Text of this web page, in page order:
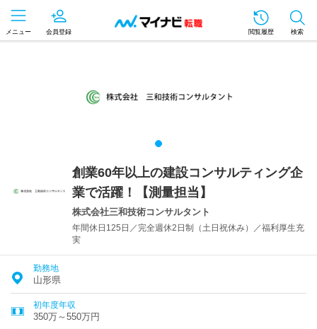
メニュー 会員登録 閲覧履歴 検索
創業60年以上の建設コンサルティング企
業で活躍！【測量担当】
株式会社三和技術コンサルタント
年間休日125日／完全週休2日制（土日祝休み）／福利厚生充
実
勤務地
山形県
初年度年収
350万～550万円